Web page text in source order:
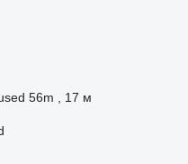
56m , 17 м